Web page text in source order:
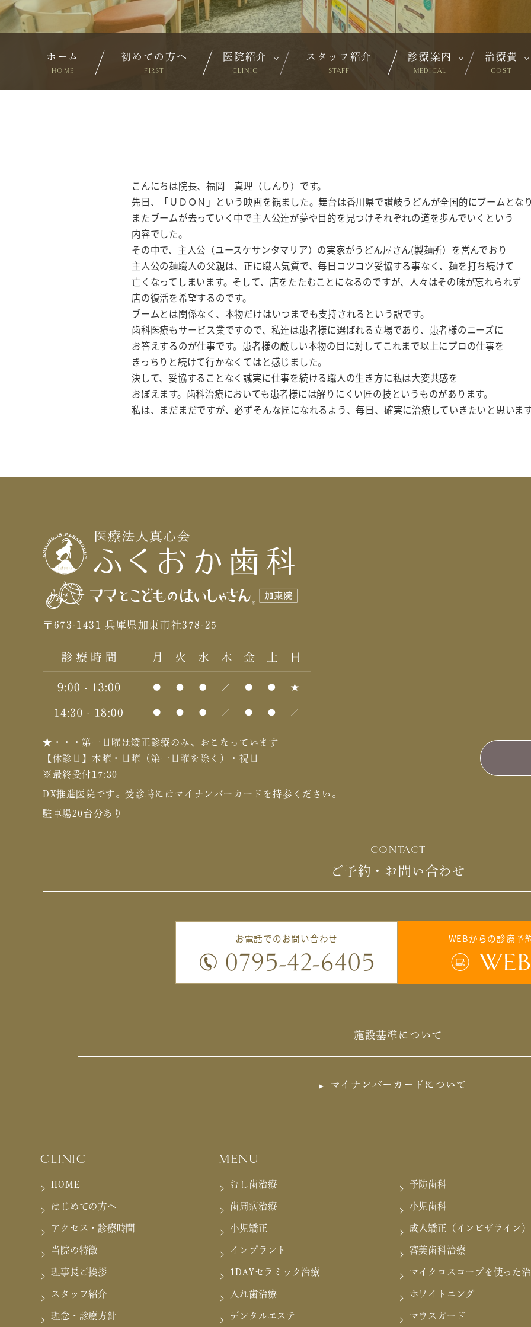
ホーム
HOME
初めての方へ
FIRST
医院紹介
CLINIC
スタッフ紹介
STAFF
診療案内
MEDICAL
治療費
COST
こんにちは院長、福岡 真理（しんり）です。
先日、「ＵＤＯＮ」という映画を観ました。舞台は香川県で讃岐うどんが全国的にブームとな
またブームが去っていく中で主人公達が夢や目的を見つけそれぞれの道を歩んでいくという
内容でした。
その中で、主人公（ユースケサンタマリア）の実家がうどん屋さん(製麺所）を営んでおり
主人公の麺職人の父親は、正に職人気質で、毎日コツコツ妥協する事なく、麺を打ち続けて
亡くなってしまいます。そして、店をたたむことになるのですが、人々はその味が忘れられず
店の復活を希望するのです。
ブームとは関係なく、本物だけはいつまでも支持されるという訳です。
歯科医療もサービス業ですので、私達は患者様に選ばれる立場であり、患者様のニーズに
お答えするのが仕事です。患者様の厳しい本物の目に対してこれまで以上にプロの仕事を
きっちりと続けて行かなくてはと感じました。
決して、妥協することなく誠実に仕事を続ける職人の生き方に私は大変共感を
おぼえます。歯科治療においても患者様には解りにくい匠の技というものがあります。
私は、まだまだですが、必ずそんな匠になれるよう、毎日、確実に治療していきたいと思いま
〒673-1431 兵庫県加東市社378-25
★・・・第一日曜は矯正診療のみ、おこなっています
【休診日】木曜・日曜（第一日曜を除く）・祝日
※最終受付17:30
DX推進医院です。受診時にはマイナンバーカードを持参ください。
駐車場20台分あり
CONTACT
ご予約・お問い合わせ
お電話でのお問い合わせ WEBからの診療予
施設基準について
マイナンバーカードについて
CLINIC
HOME
はじめての方へ
アクセス・診療時間
当院の特徴
理事長ご挨拶
スタッフ紹介
理念・診療方針
MENU
むし歯治療 予防歯科
歯周病治療 小児歯科
小児矯正 成人矯正（インビザライン）
インプラント 審美歯科治療
1DAYセラミック治療 マイクロスコープを使った
入れ歯治療 ホワイトニング
デンタルエステ マウスガード